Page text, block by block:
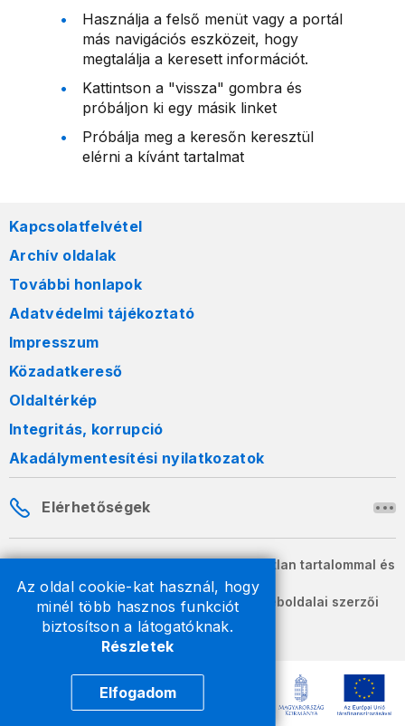
Az oldal cookie-kat használ, hogy
minél több hasznos funkciót
biztosítson a látogatóknak.
Részletek
Elfogadom
Használja a felső menüt vagy a portál
más navigációs eszközeit, hogy
megtalálja a keresett információt.
Kattintson a "vissza" gombra és
próbáljon ki egy másik linket
Próbálja meg a keresőn keresztül
elérni a kívánt tartalmat
Kapcsolatfelvétel
Archív oldalak
További honlapok
Adatvédelmi tájékoztató
Impresszum
Közadatkereső
Oldaltérkép
Integritás, korrupció
Akadálymentesítési nyilatkozatok
Elérhetőségek
A honlapon szereplő információk változatlan tartalommal és
formában szabadon terjeszthetők.
2026 © A Nemzeti Adó- és Vámhivatal weboldalai szerzői
jogvédelem alatt állnak.